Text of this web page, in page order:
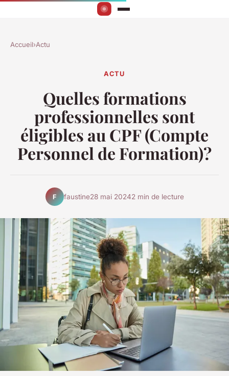
Accueil›Actu
ACTU
Quelles formations
professionnelles sont
éligibles au CPF (Compte
Personnel de Formation)?
F faustine28 mai 20242 min de lecture